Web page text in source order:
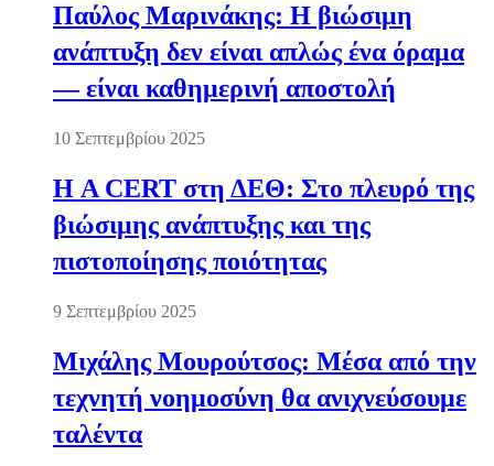
Παύλος Μαρινάκης: Η βιώσιμη
ανάπτυξη δεν είναι απλώς ένα όραμα
— είναι καθημερινή αποστολή
10 Σεπτεμβρίου 2025
Η A CERT στη ΔΕΘ: Στο πλευρό της
βιώσιμης ανάπτυξης και της
πιστοποίησης ποιότητας
9 Σεπτεμβρίου 2025
Μιχάλης Μουρούτσος: Μέσα από την
τεχνητή νοημοσύνη θα ανιχνεύσουμε
ταλέντα